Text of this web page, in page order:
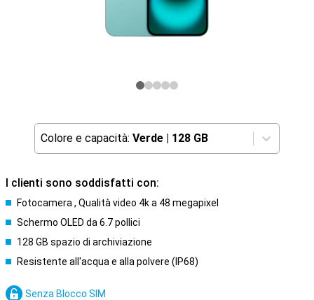
Colore e capacità: Verde | 128 GB
I clienti sono soddisfatti con:
Fotocamera , Qualità video 4k a 48 megapixel
Schermo OLED da 6.7 pollici
128 GB spazio di archiviazione
Resistente all'acqua e alla polvere (IP68)
Senza Blocco SIM